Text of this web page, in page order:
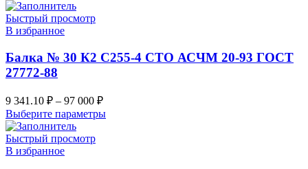
Быстрый просмотр
В избранное
Балка № 30 К2 С255-4 СТО АСЧМ 20-93 ГОСТ
27772-88
9 341.10 ₽ – 97 000 ₽
Выберите параметры
Быстрый просмотр
В избранное